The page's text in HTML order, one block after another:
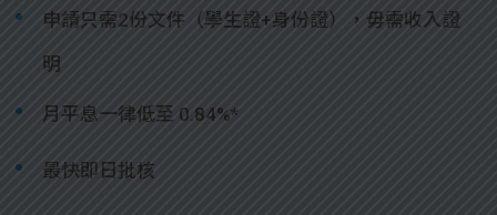
申請只需2份文件（學生證+身份證），毋需收入證
明
月平息一律低至 0.84%*
最快即日批核